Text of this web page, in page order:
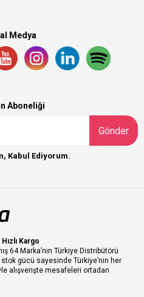
Medya
Aboneliği
Gönder
Kabul Ediyorum.
Kargo
64 Marka’nın Türkiye Distribütörü
gücü sayesinde Türkiye’nin her
alışverişte mesafeleri ortadan